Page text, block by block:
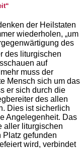
der Heilstaten
wiederholen, „um
des
des liturgischen
auf
muss der
Mensch sich um das
er sich durch die
des allen
Dies ist sicherlich
Angelegenheit. Das
aller liturgischen
Platz gefunden
wird, verbindet